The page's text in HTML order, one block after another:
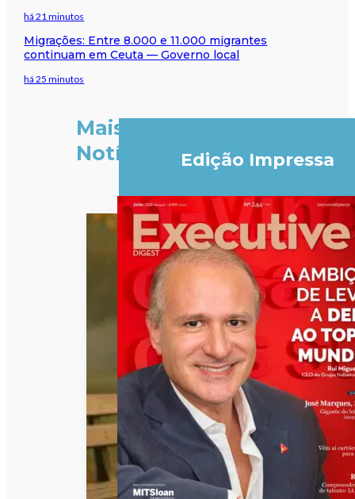
há 21 minutos
Migrações: Entre 8.000 e 11.000 migrantes
continuam em Ceuta — Governo local
há 25 minutos
Mais
Notícias
Edição Impressa